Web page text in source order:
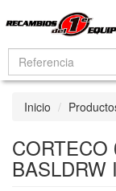
Inicio
CORTECO
BASLDRW